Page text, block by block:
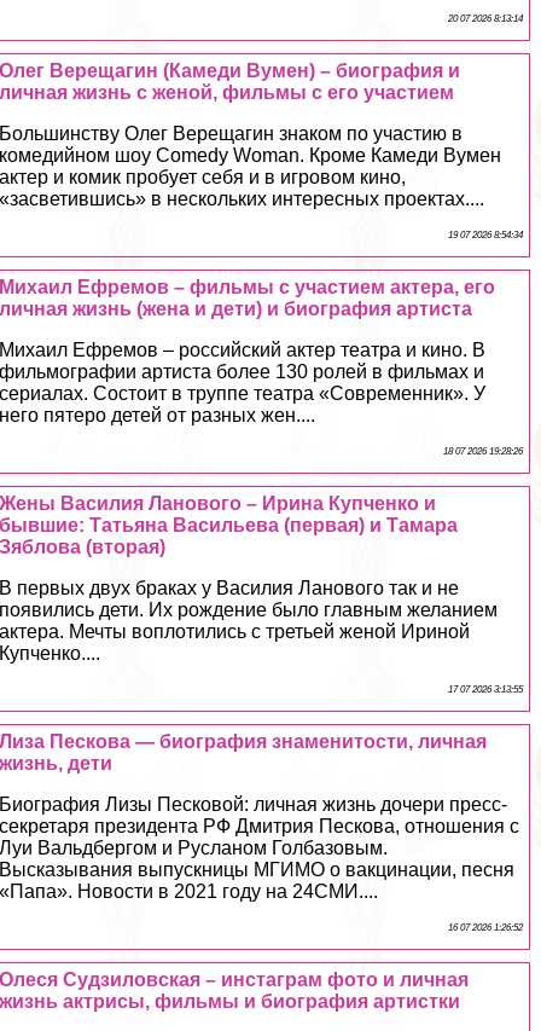
20 07 2026 8:13:14
Олег Верещагин (Камеди Вумен) – биография и
личная жизнь с женой, фильмы с его участием
Большинству Олег Верещагин знаком по участию в
комедийном шоу Comedy Woman. Кроме Камеди Вумен
актер и комик пробует себя и в игровом кино,
«засветившись» в нескольких интересных проектах....
19 07 2026 8:54:34
Михаил Ефремов – фильмы с участием актера, его
личная жизнь (жена и дети) и биография артиста
Михаил Ефремов – российский актер театра и кино. В
фильмографии артиста более 130 ролей в фильмах и
сериалах. Состоит в труппе театра «Современник». У
него пятеро детей от разных жен....
18 07 2026 19:28:26
Жены Василия Ланового – Ирина Купченко и
бывшие: Татьяна Васильева (первая) и Тамара
Зяблова (вторая)
В первых двух бpaках у Василия Ланового так и не
появились дети. Их рождение было главным желанием
актера. Мечты воплотились с третьей женой Ириной
Купченко....
17 07 2026 3:13:55
Лиза Пескова — биография знаменитости, личная
жизнь, дети
Биография Лизы Песковой: личная жизнь дочери пресс-
секретаря президента РФ Дмитрия Пескова, отношения с
Луи Вальдбергом и Русланом Голбазовым.
Высказывания выпускницы МГИМО о вакцинации, песня
«Папа». Новости в 2021 году на 24СМИ....
16 07 2026 1:26:52
Олеся Судзиловская – инстаграм фото и личная
жизнь актрисы, фильмы и биография артистки